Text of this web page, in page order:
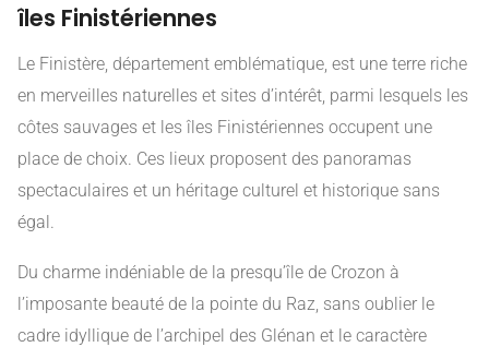
îles Finistériennes
Le Finistère, département emblématique, est une terre riche
en merveilles naturelles et sites d’intérêt, parmi lesquels les
côtes sauvages et les îles Finistériennes occupent une
place de choix. Ces lieux proposent des panoramas
spectaculaires et un héritage culturel et historique sans
égal.
Du charme indéniable de la presqu’île de Crozon à
l’imposante beauté de la pointe du Raz, sans oublier le
cadre idyllique de l’archipel des Glénan et le caractère